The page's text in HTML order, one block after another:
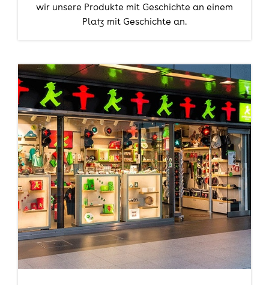
wir unsere Produkte mit Geschichte an einem
Platz mit Geschichte an.